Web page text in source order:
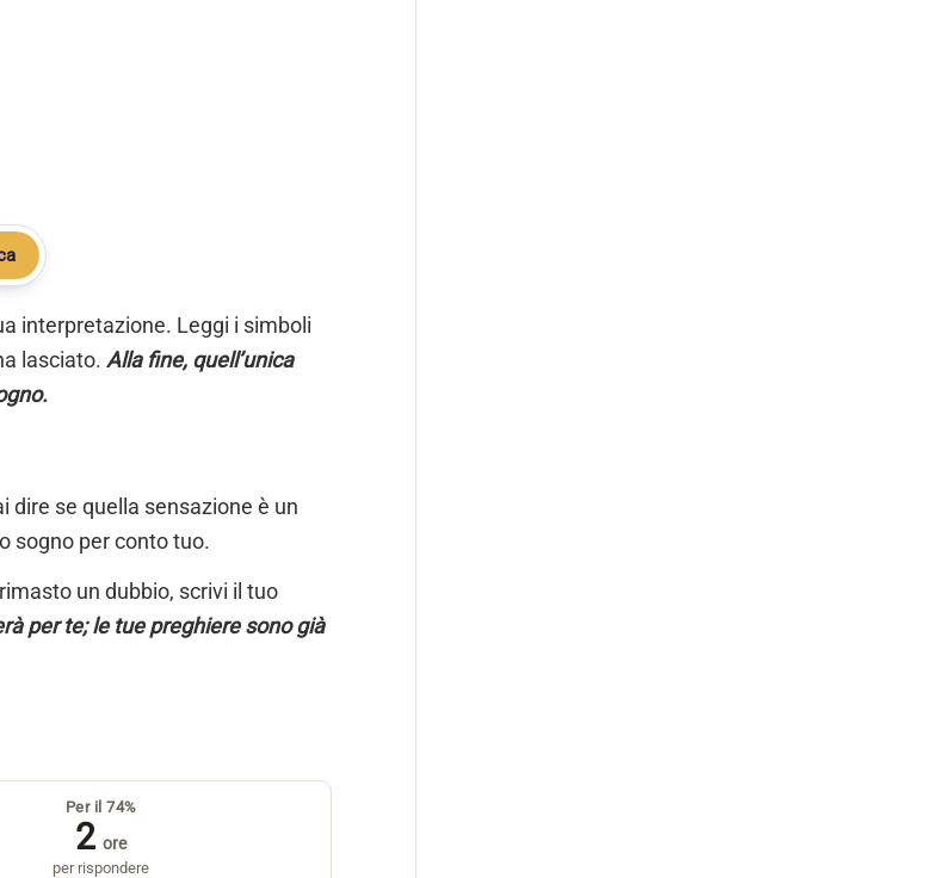
interpretazione. Leggi i simboli
lasciato. Alla fine, quell’unica
dire se quella sensazione è un
sogno per conto tuo.
un dubbio, scrivi il tuo
per te; le tue preghiere sono già
Per il 74%
2 ore
per rispondere